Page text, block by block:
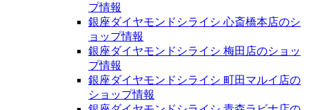
プ情報
銀座ダイヤモンドシライシ 心斎橋本店のシ
ョップ情報
銀座ダイヤモンドシライシ 梅田店のショッ
プ情報
銀座ダイヤモンドシライシ 町田マルイ店の
ショップ情報